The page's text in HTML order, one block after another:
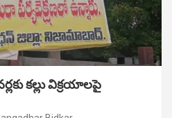
కల్లు విక్రయాలపై